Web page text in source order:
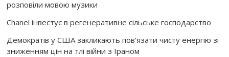
розповіли мовою музики
Chanel інвестує в регенеративне сільське господарство
Демократів у США закликають пов’язати чисту енергію зі
зниженням цін на тлі війни з Іраном